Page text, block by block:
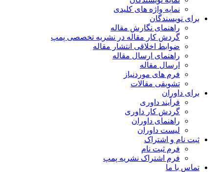
نمایه واژه های کلیدی
برای نویسندگان
راهنمای نگارش مقاله
گردش کار مقاله در نشریه تخصصی پمپ
ضوابط اخلاقی انتشار مقاله
راهنمای ارسال مقاله
ارسال مقاله
فرم های موردنیاز
تشویقی مقالات
برای داوران
فرآیند داوری
گردش کار داوری
راهنمای داوران
لیست داوران
ثبت نام و اشتراک
فرم ثبت نام
فرم اشتراک نشریه پمپ
تماس با ما